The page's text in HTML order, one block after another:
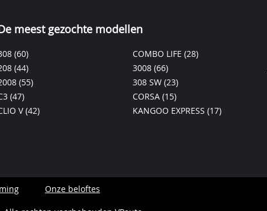
meest gezochte modellen
(60)
(44)
(55)
(47)
V(42)
COMBO LIFE (28)
3008 (66)
308 SW (23)
CORSA (15)
KANGOO EXPRESS (17)
Onze beloftes